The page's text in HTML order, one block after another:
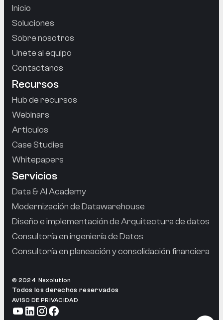
Inicio
Soluciones
Sobre nosotros
Unete al equipo
Contactanos
Recursos
Hub de recursos
Webinars
Articulos
Case Studies
Whitepapers
Servicios
Data & AI Academy
Modernización de Datawarehouse
Diseño e implementación de Arquitectura de datos
Consultoría en ingeniería de Datos
Consultoría en planeación y consolidación financiera
© 2024 Nexolution
Todos los derechos reservados
AVISO DE PRIVACIDAD